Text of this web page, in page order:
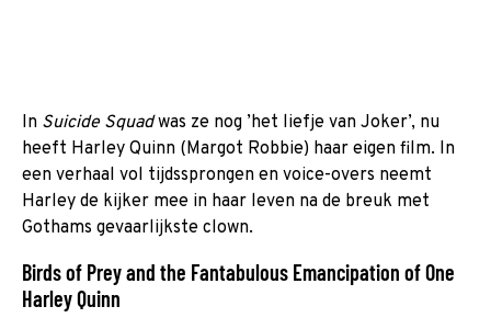
In Suicide Squadwas ze nog ’het liefje van Joker’, nu
heeft Harley Quinn (Margot Robbie) haar eigen film. In
een verhaal vol tijdssprongen en voice-overs neemt
Harley de kijker mee in haar leven na de breuk met
Gothams gevaarlijkste clown.
Birds of Prey and the Fantabulous Emancipation of One
Harley Quinn